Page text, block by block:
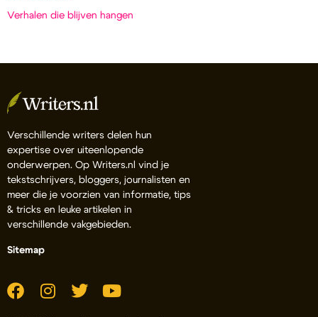
Verhalen die blijven hangen
Verschillende writers delen hun
expertise over uiteenlopende
onderwerpen. Op Writers.nl vind je
tekstschrijvers, bloggers, journalisten en
meer die je voorzien van informatie, tips
& tricks en leuke artikelen in
verschillende vakgebieden.
Sitemap